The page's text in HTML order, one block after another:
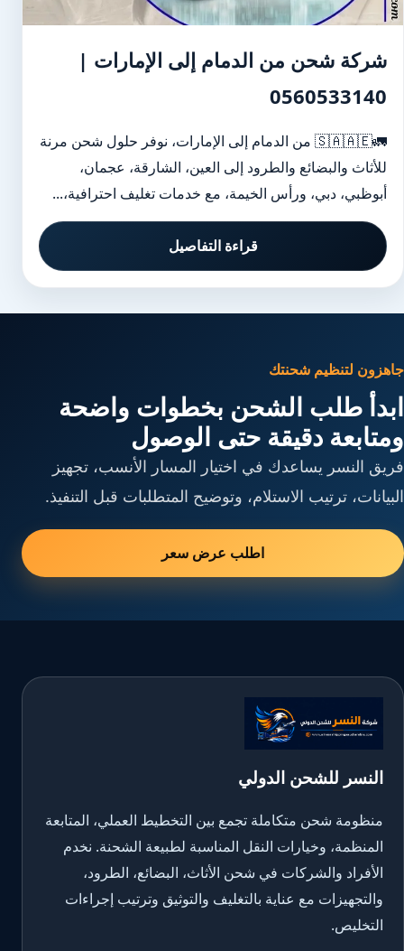
شركة شحن من الدمام إلى الإمارات |
0560533140
🚛🇸🇦🇦🇪 من الدمام إلى الإمارات، نوفر حلول شحن مرنة
للأثاث والبضائع والطرود إلى العين، الشارقة، عجمان،
أبوظبي، دبي، ورأس الخيمة، مع خدمات تغليف احترافية،...
قراءة التفاصيل
جاهزون لتنظيم شحنتك
ابدأ طلب الشحن بخطوات واضحة
ومتابعة دقيقة حتى الوصول
فريق النسر يساعدك في اختيار المسار الأنسب، تجهيز
البيانات، ترتيب الاستلام، وتوضيح المتطلبات قبل التنفيذ.
اطلب عرض سعر
النسر للشحن الدولي
منظومة شحن متكاملة تجمع بين التخطيط العملي، المتابعة
المنظمة، وخيارات النقل المناسبة لطبيعة الشحنة. نخدم
الأفراد والشركات في شحن الأثاث، البضائع، الطرود،
والتجهيزات مع عناية بالتغليف والتوثيق وترتيب إجراءات
التخليص.